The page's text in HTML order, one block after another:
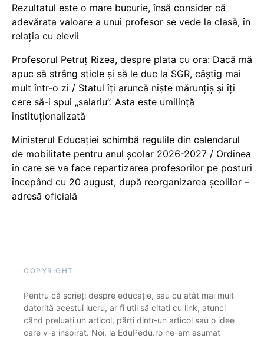
Rezultatul este o mare bucurie, însă consider că
adevărata valoare a unui profesor se vede la clasă, în
relația cu elevii
Profesorul Petruț Rizea, despre plata cu ora: Dacă mă
apuc să strâng sticle și să le duc la SGR, câștig mai
mult într-o zi / Statul îți aruncă niște mărunțiș și îți
cere să-i spui „salariu”. Asta este umilință
instituționalizată
Ministerul Educației schimbă regulile din calendarul
de mobilitate pentru anul școlar 2026-2027 / Ordinea
în care se va face repartizarea profesorilor pe posturi
începând cu 20 august, după reorganizarea școlilor –
adresă oficială
COPYRIGHT
Pentru că scrieți despre educație, sau cu atât mai mult
datorită acestui lucru, ar fi util să citați cu link, atunci
când preluați un articol, părți dintr-un articol sau o idee
care v-a inspirat. Noi, la EduPedu.ro ne-am asumat